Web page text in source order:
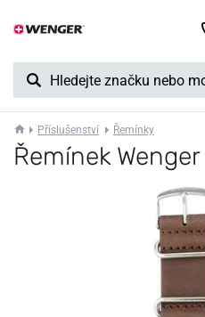
Příslušenství Řemínky
Řemínek Wenger